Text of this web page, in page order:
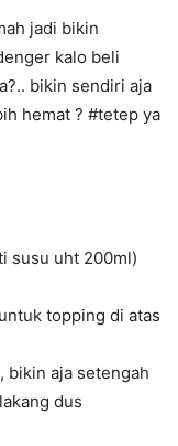
jadi bikin
kalo beli
bikin sendiri aja
hemat ? #tetep ya
susu uht 200ml)
topping di atas
bikin aja setengah
dus